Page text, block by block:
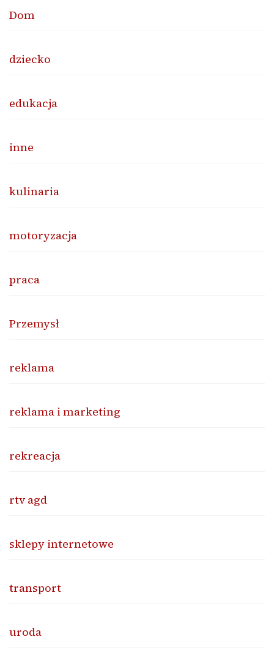
Dom
dziecko
edukacja
inne
kulinaria
motoryzacja
praca
Przemysł
reklama
reklama i marketing
rekreacja
rtv agd
sklepy internetowe
transport
uroda